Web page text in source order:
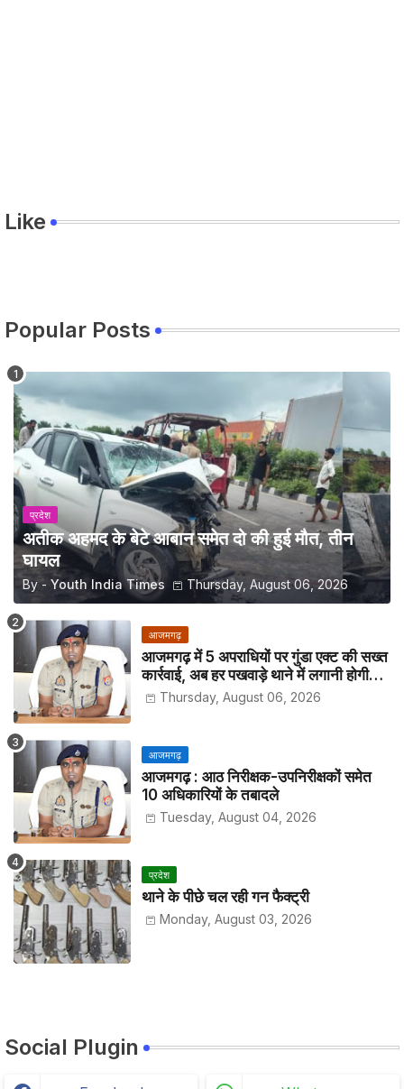
Like
Popular Posts
प्रदेश
अतीक अहमद के बेटे आबान समेत दो की हुई मौत, तीन
घायल
By - Youth India Times Thursday, August 06, 2026
आजमगढ़
आजमगढ़ में 5 अपराधियों पर गुंडा एक्ट की सख्त
कार्रवाई, अब हर पखवाड़े थाने में लगानी होगी
हाजिरीThursday, August 06, 2026
आजमगढ़
आजमगढ़ : आठ निरीक्षक-उपनिरीक्षकों समेत
10 अधिकारियों के तबादले
Tuesday, August 04, 2026
प्रदेश
थाने के पीछे चल रही गन फैक्ट्री
Monday, August 03, 2026
Social Plugin